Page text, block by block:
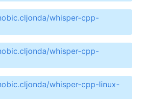
whisper-cpp-
whisper-cpp-
whisper-cpp-linux-